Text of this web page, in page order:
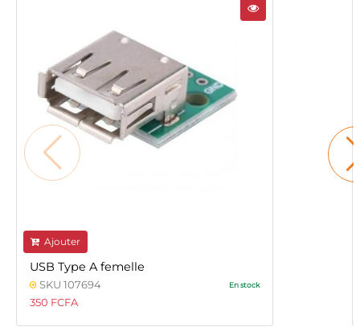
Ajouter
USB Type A femelle
SKU 107694 En stock
350 FCFA